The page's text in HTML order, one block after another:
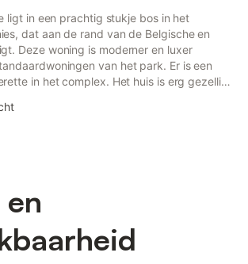
ligt in een prachtig stukje bos in het
dat aan de rand van de Belgische en
Deze woning is moderner en luxer
van het park. Er is een
in het complex. Het huis is erg gezellig
(vaatwasser, wasmachine, oven) en